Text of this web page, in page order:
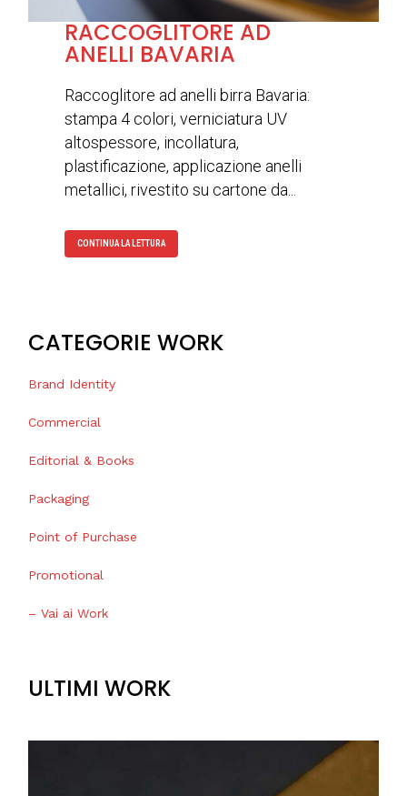
RACCOGLITORE AD
ANELLI BAVARIA
Raccoglitore ad anelli birra Bavaria:
stampa 4 colori, verniciatura UV
altospessore, incollatura,
plastificazione, applicazione anelli
metallici, rivestito su cartone da...
CONTINUA LA LETTURA
CATEGORIE WORK
Brand Identity
Commercial
Editorial & Books
Packaging
Point of Purchase
Promotional
– Vai ai Work
ULTIMI WORK